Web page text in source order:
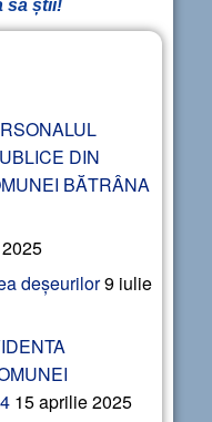
să știi!
DIN
BĂTRÂNA
deșeurilor9 iulie
15 aprilie 2025